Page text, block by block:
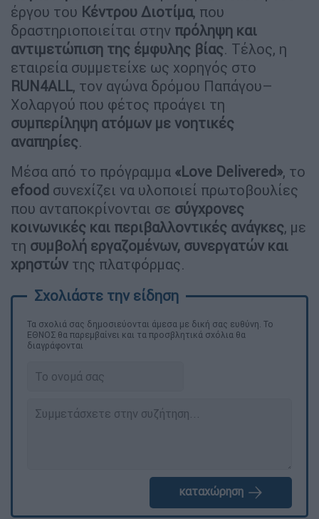
έργου του Κέντρου Διοτίμα, που
δραστηριοποιείται στην πρόληψη και
αντιμετώπιση της έμφυλης βίας. Τέλος, η
εταιρεία συμμετείχε ως χορηγός στο
RUN4ALL, τον αγώνα δρόμου Παπάγου–
Χολαργού που φέτος προάγει τη
συμπερίληψη ατόμων με νοητικές
αναπηρίες.
Μέσα από το πρόγραμμα «Love Delivered», το
efood συνεχίζει να υλοποιεί πρωτοβουλίες
που ανταποκρίνονται σε σύγχρονες
κοινωνικές και περιβαλλοντικές ανάγκες, με
τη συμβολή εργαζομένων, συνεργατών και
χρηστών της πλατφόρμας.
Τα σχολιά σας δημοσιεύονται άμεσα με δική σας ευθύνη. Το
ΕΘΝΟΣ θα παρεμβαίνει και τα προσβλητικά σχόλια θα
διαγράφονται
καταχώρηση